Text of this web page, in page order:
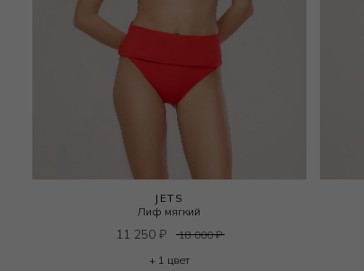
JETS
Лиф мягкий
11 250₽ 18 000₽
+ 1 цвет